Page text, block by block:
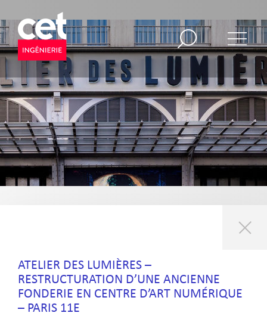
ATELIER DES LUMIÈRES –
RESTRUCTURATION D’UNE ANCIENNE
FONDERIE EN CENTRE D’ART NUMÉRIQUE
– PARIS 11E